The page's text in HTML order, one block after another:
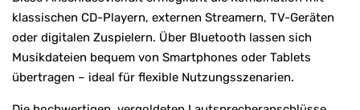
klassischen CD-Playern, externen Streamern, TV-Geräten
oder digitalen Zuspielern. Über Bluetooth lassen sich
Musikdateien bequem von Smartphones oder Tablets
übertragen – ideal für flexible Nutzungsszenarien.